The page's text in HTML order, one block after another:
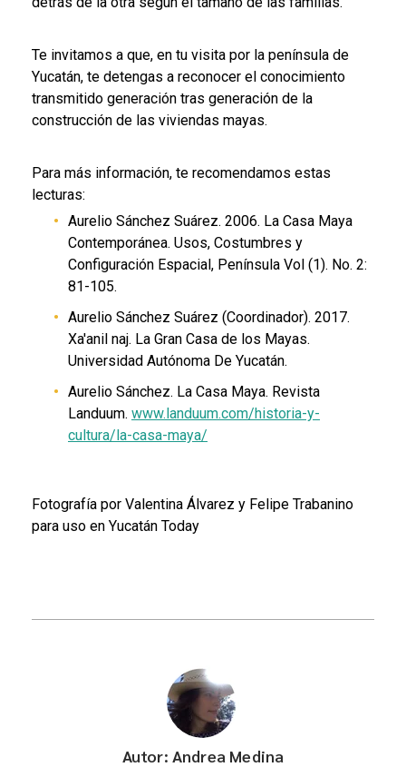
Te invitamos a que, en tu visita por la península de
Yucatán, te detengas a reconocer el conocimiento
transmitido generación tras generación de la
construcción de las viviendas mayas.
Para más información, te recomendamos estas
lecturas:
Aurelio Sánchez Suárez. 2006. La Casa Maya
Contemporánea. Usos, Costumbres y
Configuración Espacial, Península Vol (1). No. 2:
81-105.
Aurelio Sánchez Suárez (Coordinador). 2017.
Xa'anil naj. La Gran Casa de los Mayas.
Universidad Autónoma De Yucatán.
Aurelio Sánchez. La Casa Maya. Revista
Landuum. www.landuum.com/historia-y-
cultura/la-casa-maya/
Fotografía por Valentina Álvarez y Felipe Trabanino
para uso en Yucatán Today
Autor: Andrea Medina